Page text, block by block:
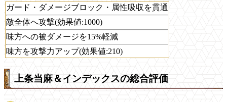
ガード・ダメージブロック・属性吸収を貫通
敵全体へ攻撃(効果値:1000)
味方への被ダメージを15%軽減
味方を攻撃力アップ(効果値:210)
上条当麻＆インデックスの総合評価